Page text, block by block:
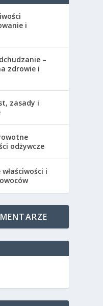
i
–
zdrowie i
zasady i
odżywcze
i